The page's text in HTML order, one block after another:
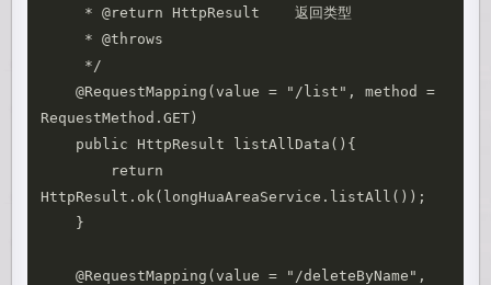
    @RequestMapping(value = "/list", method =
RequestMethod.GET)
HttpResult.ok(longHuaAreaService.listAll());
    @RequestMapping(value = "/deleteByName",